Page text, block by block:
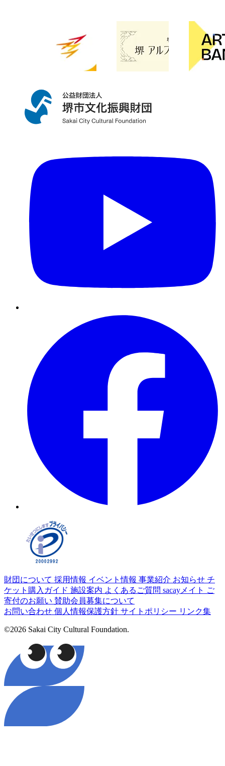
財団について 採用情報 イベント情報 事業紹介 お知らせ チ
ケット購入ガイド 施設案内 よくあるご質問 sacayメイト ご
寄付のお願い 賛助会員募集について
お問い合わせ 個人情報保護方針 サイトポリシー リンク集
©2026 Sakai City Cultural Foundation.